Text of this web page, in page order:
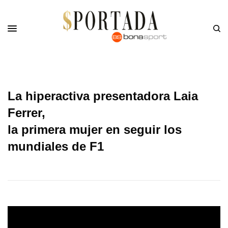
La hiperactiva presentadora Laia
Ferrer,
la primera mujer en seguir los
mundiales de F1